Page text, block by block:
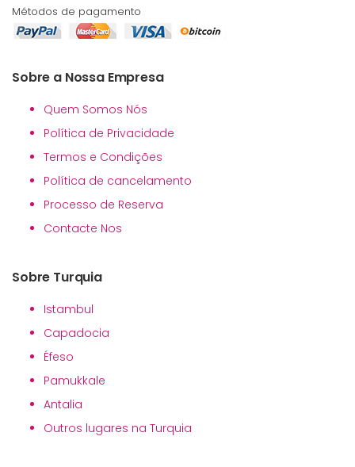
Métodos de pagamento
Sobre a Nossa Empresa
Quem Somos Nós
Política de Privacidade
Termos e Condições
Política de cancelamento
Processo de Reserva
Contacte Nos
Sobre Turquia
Istambul
Capadocia
Éfeso
Pamukkale
Antalia
Outros lugares na Turquia